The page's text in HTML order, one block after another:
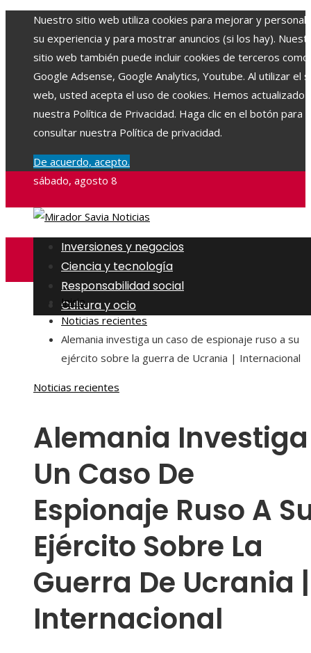
Nuestro sitio web utiliza cookies para mejorar y
su experiencia y para mostrar anuncios (si los hay).
sitio web también puede incluir cookies de terceros como
Google Adsense, Google Analytics, Youtube. Al utilizar el
web, usted acepta el uso de cookies. Hemos actualizado
nuestra Política de Privacidad. Haga clic en el botón para
consultar nuestra Política de privacidad.
De acuerdo, acepto.
sábado, agosto 8
Inversiones y negocios
Ciencia y tecnología
Responsabilidad social
Cultura y ocio
Inicio
Noticias recientes
Alemania investiga un caso de espionaje ruso a su
ejército sobre la guerra de Ucrania | Internacional
Noticias recientes
Alemania Investiga
Un Caso De
Espionaje Ruso A
Ejército Sobre La
Guerra De Ucrania |
Internacional